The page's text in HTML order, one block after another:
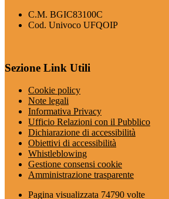
C.M. BGIC83100C
Cod. Univoco UFQOIP
Sezione Link Utili
Cookie policy
Note legali
Informativa Privacy
Ufficio Relazioni con il Pubblico
Dichiarazione di accessibilità
Obiettivi di accessibilità
Whistleblowing
Gestione consensi cookie
Amministrazione trasparente
Pagina visualizzata 74790 volte